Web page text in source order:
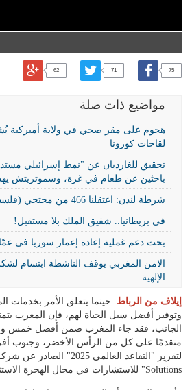
75
71
62
مواضيع ذات صلة
هجوم على مقر صحي في ولاية أميركية
لقاحات كورونا
تحقيق للغارديان عن "نمط إسرائيلي
باحثين عن طعام في غزة، وسموتريتش يهدد
شرطة لندن: اعتقلنا 466 من محتجي (فلسطين آكشن)
في بريطانيا.. شقيق الملك بلا مستقبل!
بحث دعم غملية إعادة إعمار سوريا في
الامن المغربي يوقف الناشطة ابتسام
الإلهية
إيلاف من الرباط: حينما يتعلق الأمر بخدمات
وتوفير أفضل سبل الحياة لهم، فإن المغرب
الجانب، فقد جاء المغرب ضمن أفضل خمس
متقدمًا على كل من الرأس الأخضر، وجنوب
Solutions" للاستشارات في مجال الهجرة الاستثمارية.